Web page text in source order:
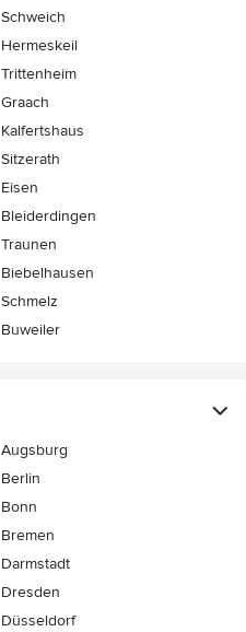
Schweich
Hermeskeil
Trittenheim
Graach
Kalfertshaus
Sitzerath
Eisen
Bleiderdingen
Traunen
Biebelhausen
Schmelz
Buweiler
Augsburg
Berlin
Bonn
Bremen
Darmstadt
Dresden
Düsseldorf